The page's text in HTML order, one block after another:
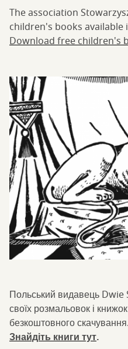
The association
children's books available
Download free children's
Польський видавець Dwie
своїх розмальовок і
безкоштовного скачування.
Знайдіть книги тут.